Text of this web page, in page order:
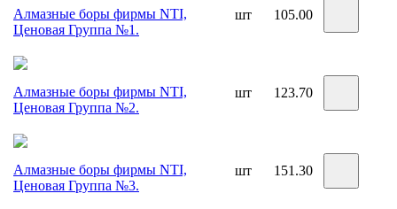
Алмазные боры фирмы NTI,
Ценовая Группа №1.
шт 105.00
Алмазные боры фирмы NTI,
Ценовая Группа №2.
шт 123.70
Алмазные боры фирмы NTI,
Ценовая Группа №3.
шт 151.30